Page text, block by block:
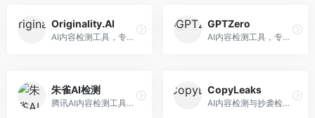
Originality.AI
AI内容检测工具，专注于内容原创性验证。面向内容创作者和出版商，提供AI检测、抄袭检测、批量分析等服务，检测精度高。
GPTZero
AI内容检测工具，专注于AI生成文本识别。面向教育工作者和出版商，提供文本检测、批量分析、API接口等服务，检测准确率高。
朱雀AI检测
腾讯AI内容检测工具，专注于中文内容识别。面向中文用户，提供AI内容检测、文本分析、报告生成等服务，中文检测专业。
CopyLeaks
AI内容检测与抄袭检测平台，专注于内容原创性验证。面向教育机构和出版商，提供AI检测、抄袭检测、多语言支持等服务，检测全面。